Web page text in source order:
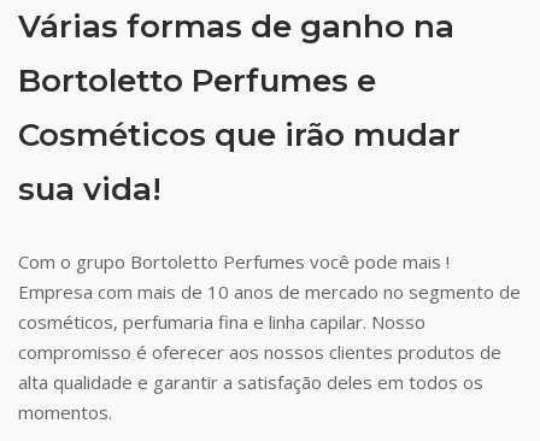
Várias formas de ganho na
Bortoletto Perfumes e
Cosméticos que irão mudar
sua vida!
Com o grupo Bortoletto Perfumes você pode mais !
Empresa com mais de 10 anos de mercado no segmento de
cosméticos, perfumaria fina e linha capilar. Nosso
compromisso é oferecer aos nossos clientes produtos de
alta qualidade e garantir a satisfação deles em todos os
momentos.